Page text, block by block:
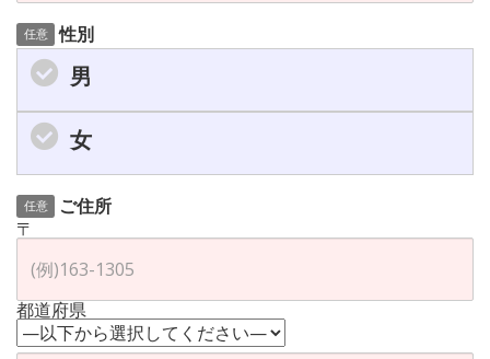
任意 性別
男
女
任意
ご住所
〒
都道府県